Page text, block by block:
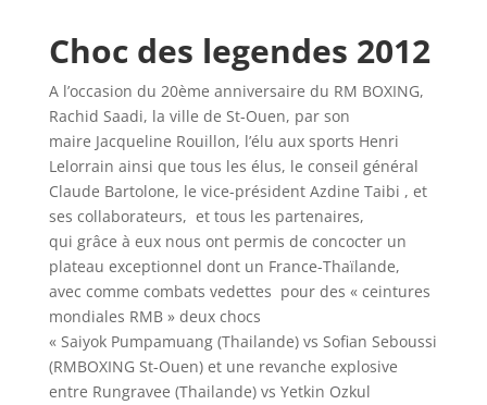
Choc des legendes 2012
A l’occasion du 20ème anniversaire du RM BOXING,
Rachid Saadi, la ville de St-Ouen, par son
maire Jacqueline Rouillon, l’élu aux sports Henri
Lelorrain ainsi que tous les élus, le conseil général
Claude Bartolone, le vice-président Azdine Taibi , et
ses collaborateurs, et tous les partenaires,
qui grâce à eux nous ont permis de concocter un
plateau exceptionnel dont un France-Thaïlande,
avec comme combats vedettes pour des « ceintures
mondiales RMB » deux chocs
« Saiyok Pumpamuang (Thailande) vs Sofian Seboussi
(RMBOXING St-Ouen) et une revanche explosive
entre Rungravee (Thailande) vs Yetkin Ozkul